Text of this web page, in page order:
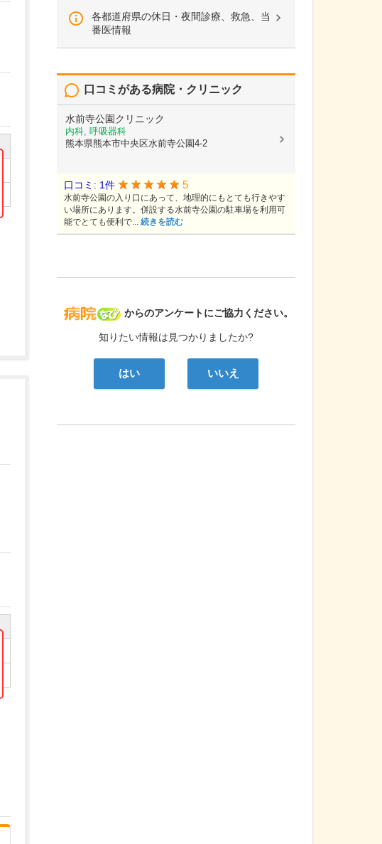
各都道府県の休日・夜間診療、救急、当
番医情報
病院なび
からのアンケートにご協力ください。
知りたい情報は見つかりましたか?
はい いいえ
口コミがある病院・クリニック
水前寺公園クリニック
内科, 呼吸器科
熊本県熊本市中央区水前寺公園4-2
口コミ: 1件 5
水前寺公園の入り口にあって、地理的にもとても行きやす
い場所にあります。併設する水前寺公園の駐車場を利用可
能でとても便利で... 続きを読む